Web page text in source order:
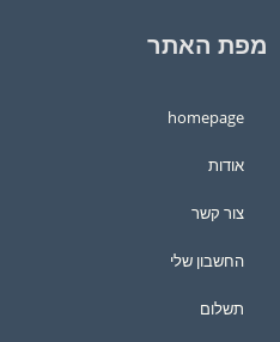
מפת האתר
homepage
אודות
צור קשר
החשבון שלי
תשלום